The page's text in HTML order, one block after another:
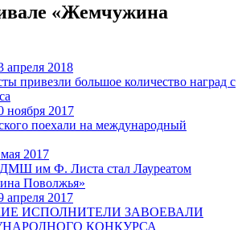
«Жемчужина
апреля 2018
привезли большое количество наград с
ноября 2017
поехали на международный
2017
им Ф. Листа стал Лауреатом
Поволжья»
апреля 2017
ИСПОЛНИТЕЛИ ЗАВОЕВАЛИ
КОНКУРСА